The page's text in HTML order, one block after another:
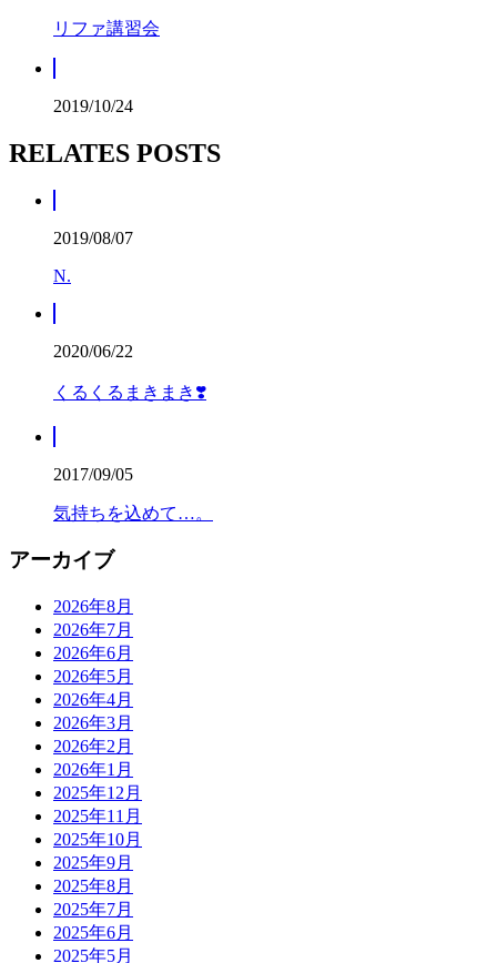
リファ講習会
2019/10/24
RELATES POSTS
2019/08/07
N.
2020/06/22
くるくるまきまき❣️
2017/09/05
気持ちを込めて…。
アーカイブ
2026年8月
2026年7月
2026年6月
2026年5月
2026年4月
2026年3月
2026年2月
2026年1月
2025年12月
2025年11月
2025年10月
2025年9月
2025年8月
2025年7月
2025年6月
2025年5月